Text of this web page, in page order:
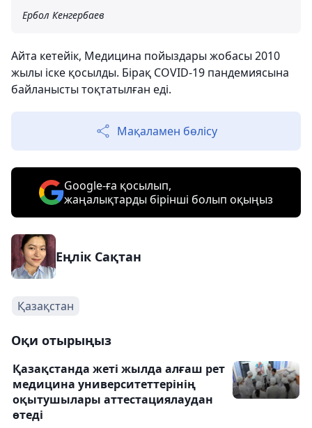
Ербол Кенгербаев
Айта кетейік, Медицина пойыздары жобасы 2010
жылы іске қосылды. Бірақ COVID-19 пандемиясына
байланысты тоқтатылған еді.
Мақаламен бөлісу
Google-ға қосылып,
жаңалықтарды бірінші болып оқыңыз
Еңлік Сақтан
Қазақстан
Оқи отырыңыз
Қазақстанда жеті жылда алғаш рет
медицина университеттерінің
оқытушылары аттестациялаудан
өтеді